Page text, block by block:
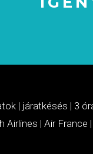
| járatkésés | 3
Airlines | Air France |